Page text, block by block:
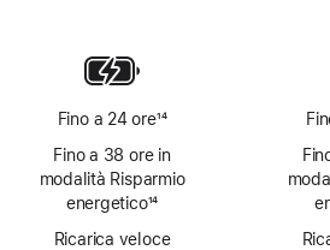
Fino a 24 ore14
Fino a 38 ore in
modalità Risparmio
energetico14
Ricarica veloce